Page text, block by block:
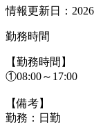
情報更新日：
勤務時間
【勤務時間】
①08:00～17:00
【備考】
勤務：日勤